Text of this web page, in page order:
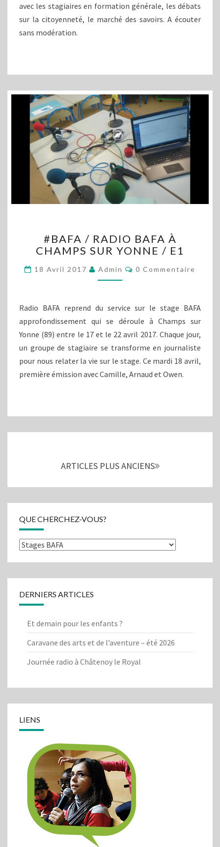
avec les stagiaires en formation générale, les débats
sur la citoyenneté, le marché des savoirs. A écouter
sans modération.
/
RADIO
À
CHAMPS
YONNE
E1
#BAFA / RADIO BAFA À
CHAMPS SUR YONNE / E1
18 Avril 2017 Admin Commentaires
0 Commentaire
Radio BAFA reprend du service sur le stage BAFA
approfondissement qui se déroule à Champs sur
Yonne (89) entre le 17 et le 22 avril 2017. Chaque jour,
un groupe de stagiaire se transforme en journaliste
pour nous relater la vie sur le stage. Ce mardi 18 avril,
première émission avec Camille, Arnaud et Owen.
articles
ARTICLES PLUS ANCIENS
QUE CHERCHEZ-VOUS?
Que
vous?
DERNIERS ARTICLES
Et demain pour les enfants ?
Caravane des arts et de l’aventure – été 2026
Journée radio à Châtenoy le Royal
LIENS